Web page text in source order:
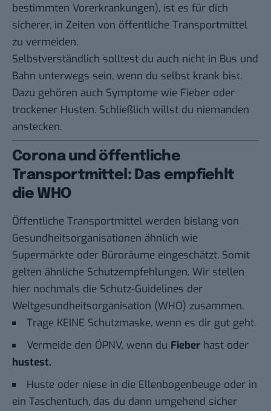
bestimmten Vorerkrankungen), ist es für dich
sicherer, in Zeiten von öffentliche Transportmittel
zu vermeiden.
Selbstverständlich solltest du auch nicht in Bus und
Bahn unterwegs sein, wenn du selbst krank bist.
Dazu gehören auch Symptome wie Fieber oder
trockener Husten. Schließlich willst du niemanden
anstecken.
Corona und öffentliche
Transportmittel: Das empfiehlt
die WHO
Öffentliche Transportmittel werden bislang von
Gesundheitsorganisationen ähnlich wie
Supermärkte oder Büroräume eingeschätzt. Somit
gelten ähnliche Schutzempfehlungen. Wir stellen
hier nochmals die Schutz-Guidelines der
Weltgesundheitsorganisation (WHO) zusammen.
Trage KEINE Schutzmaske, wenn es dir gut geht.
Vermeide den ÖPNV, wenn du Fieber hast oder
hustest.
Huste oder niese in die Ellenbogenbeuge oder in
ein Taschentuch, das du dann umgehend sicher